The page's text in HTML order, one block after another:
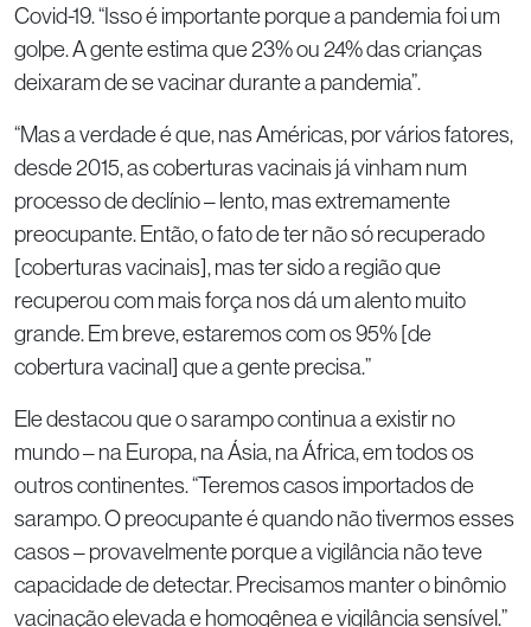
Covid-19. “Isso é importante porque a pandemia foi um
golpe. A gente estima que 23% ou 24% das crianças
deixaram de se vacinar durante a pandemia”.
“Mas a verdade é que, nas Américas, por vários fatores,
desde 2015, as coberturas vacinais já vinham num
processo de declínio – lento, mas extremamente
preocupante. Então, o fato de ter não só recuperado
[coberturas vacinais], mas ter sido a região que
recuperou com mais força nos dá um alento muito
grande. Em breve, estaremos com os 95% [de
cobertura vacinal] que a gente precisa.”
Ele destacou que o sarampo continua a existir no
mundo – na Europa, na Ásia, na África, em todos os
outros continentes. “Teremos casos importados de
sarampo. O preocupante é quando não tivermos esses
casos – provavelmente porque a vigilância não teve
capacidade de detectar. Precisamos manter o binômio
vacinação elevada e homogênea e vigilância sensível.”